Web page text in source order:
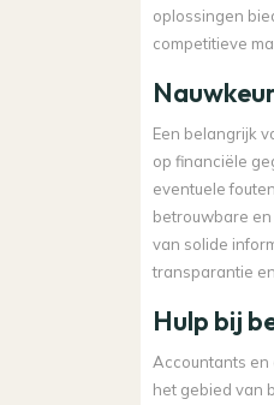
oplossingen
competitieve
Een belangrijk
op financiële
eventuele
betrouwbare
van solide
transparantie
Hulp bij
Accountants
het gebied van